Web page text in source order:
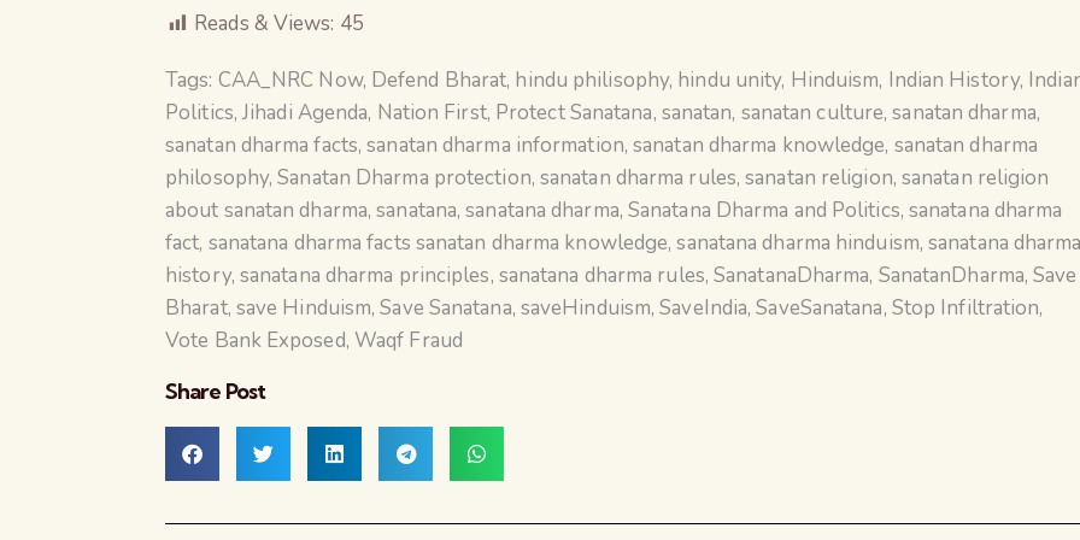
Reads & Views: 45
Tags: CAA_NRC Now, Defend Bharat, hindu philisophy, hindu unity, Hinduism, Indian History,
Politics,Jihadi Agenda, Nation First, Protect Sanatana, sanatan, sanatan culture,sanatan dharma,
sanatan dharma facts,sanatan dharma information,sanatan dharma knowledge, sanatan dharma
philosophy,Sanatan Dharma protection, sanatan dharma rules,sanatan religion, sanatan religion
about sanatan dharma,sanatana,sanatana dharma, Sanatana Dharma and Politics, sanatana dharma
fact, sanatana dharma facts sanatan dharma knowledge,sanatana dharma hinduism,sanatana
history, sanatana dharma principles, sanatana dharma rules,SanatanaDharma, SanatanDharma,Save
Bharat, save Hinduism,Save Sanatana, saveHinduism,SaveIndia,SaveSanatana, Stop Infiltration,
Vote Bank Exposed, Waqf Fraud
Share Post